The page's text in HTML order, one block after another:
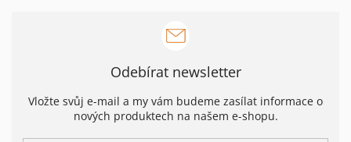
Odebírat newsletter
Vložte svůj e-mail a my vám budeme zasílat informace o
nových produktech na našem e-shopu.